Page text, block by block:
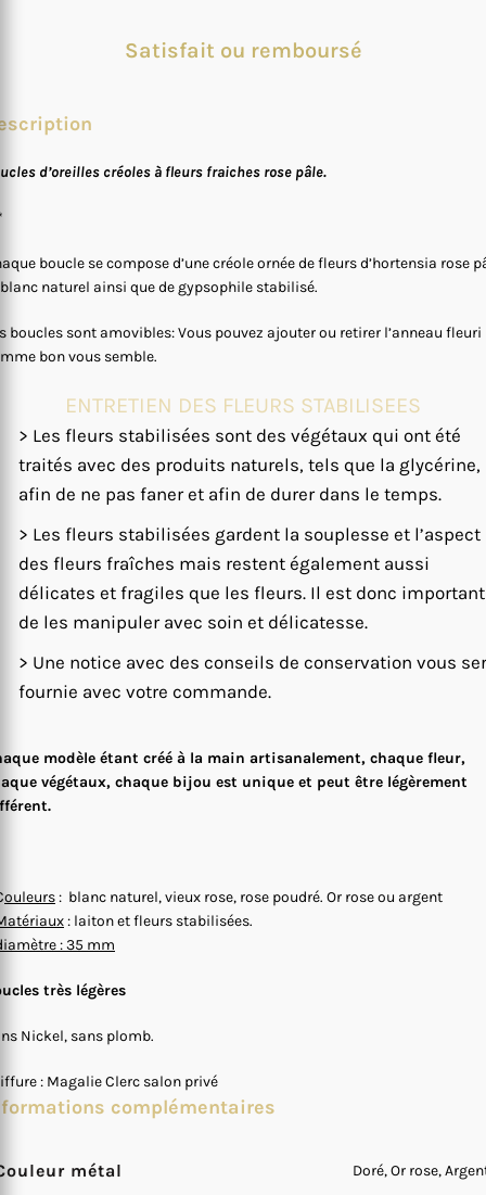
Satisfait ou remboursé
d’oreilles créoles à fleurs fraiches rose pâle.
boucle se compose d’une créole ornée de fleurs d’hortensia rose
naturel ainsi que de gypsophile stabilisé.
boucles sont amovibles: Vous pouvez ajouter ou retirer l’anneau fleuri
bon vous semble.
ENTRETIEN DES FLEURS STABILISEES
> Les fleurs stabilisées sont des végétaux qui ont été
traités avec des produits naturels, tels que la glycérine,
afin de ne pas faner et afin de durer dans le temps.
> Les fleurs stabilisées gardent la souplesse et l’aspect
des fleurs fraîches mais restent également aussi
délicates et fragiles que les fleurs. Il est donc important
de les manipuler avec soin et délicatesse.
> Une notice avec des conseils de conservation vous
fournie avec votre commande.
modèle étant créé à la main artisanalement, chaque fleur,
végétaux, chaque bijou est unique et peut être légèrement
ouleurs: blanc naturel, vieux rose, rose poudré. Or rose ou argent
: laiton et fleurs stabilisées.
: 35 mm
très légères
Nickel, sans plomb.
: Magalie Clerc salon privé
complémentaires
métal Doré, Or rose,